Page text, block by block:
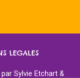
LEGALES
Sylvie Etchart &